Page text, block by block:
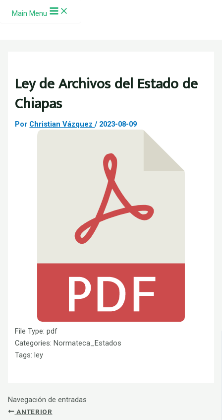
Ir al contenido
Main Menu
Ley de Archivos del Estado de
Chiapas
Por Christian Vázquez/ 2023-08-09
File Type:pdf
Categories:Normateca_Estados
Tags:ley
Navegación de entradas
ANTERIOR